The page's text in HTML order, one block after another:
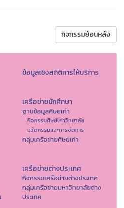
กิจกรรมย้อนหลัง
ข้อมูลเชิงสถิติการให้บริการ
เครือข่ายนักศึกษา
ฐานข้อมูลศิษยเก่า
กิจกรรมศิษย์เก่าวิทยาลัย
นวัตกรรมและการจัดการ
กลุ่มเครือข่ายศิษย์เก่า
เครือข่ายต่างประเทศ
กิจกรรมเครือข่ายต่างประเทศ
กลุ่มเครือข่ายมหาวิทยาลัยต่าง
ประเทศ